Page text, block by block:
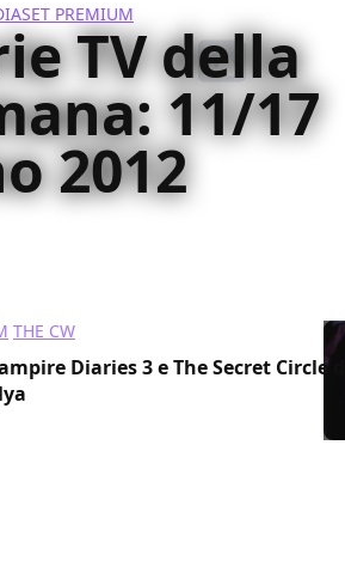
PREMIUM
TV della
11/17
2012
THE CW
Diaries 3 e The Secret Circle da